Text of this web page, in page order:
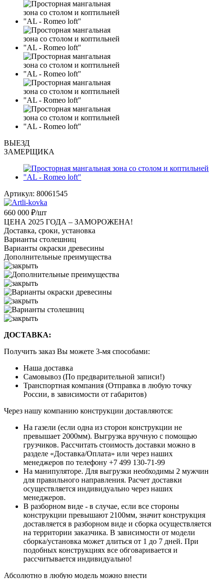
ВЫЕЗД
ЗАМЕРЩИКА
Артикул: 80061545
660 000 ₽/шт
ЦЕНА 2025 ГОДА – ЗАМОРОЖЕНА!
Доставка, сроки, установка
Варианты столешниц
Варианты окраски древесины
Дополнительные преимущества
ДОСТАВКА:
Получить заказ Вы можете 3-мя способами:
Наша доставка
Самовывоз (По предварительной записи!)
Транспортная компания (Отправка в любую точку
России, в зависимости от габаритов)
Через нашу компанию конструкции доставляются:
На газели (если одна из сторон конструкции не
превышает 2000мм). Выгрузка вручную с помощью
грузчиков. Рассчитать стоимость доставки можно в
разделе «Доставка/Оплата» или через наших
менеджеров по телефону +7 499 130-71-99
На манипуляторе. Для выгрузки необходимы 2 мужчин
для правильного направления. Расчет доставки
осуществляется индивидуально через наших
менеджеров.
В разборном виде - в случае, если все стороны
конструкции превышают 2100мм, значит конструкция
доставляется в разборном виде и сборка осуществляется
на территории заказчика. В зависимости от модели
сборка/установка может длиться от 1 до 7 дней. При
подобных конструкциях все обговаривается и
рассчитывается индивидуально!
Абсолютно в любую модель можно внести